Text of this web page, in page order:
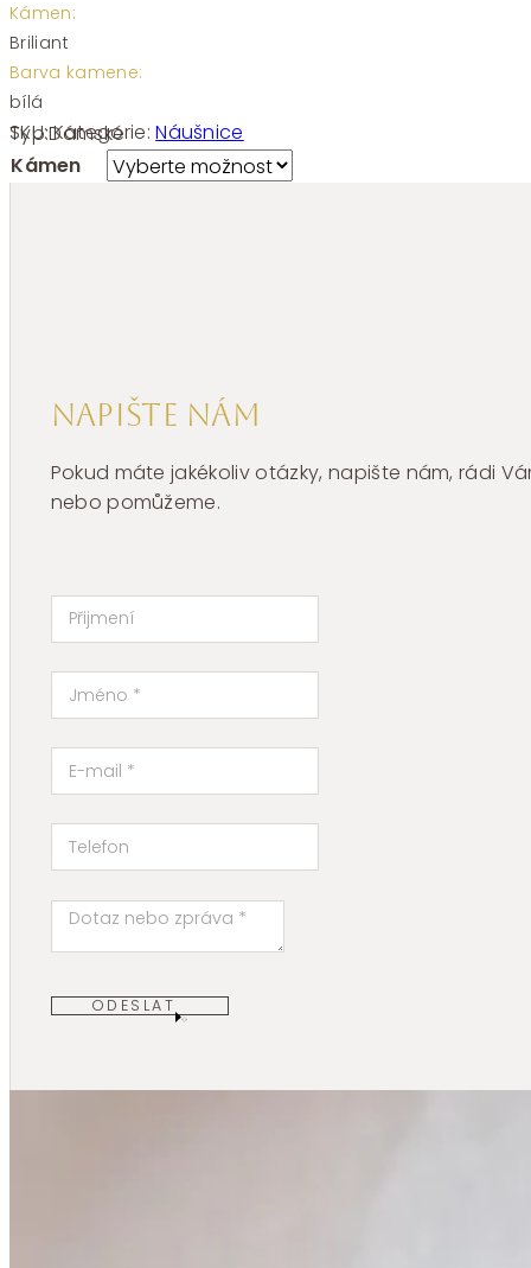
Kámen:
Briliant
Barva kamene:
bílá
SKU:Kategorie:Náušnice
Typ:Dámské
Kámen
Napište nám
Pokud máte jakékoliv otázky, napište nám, rádi
nebo pomůžeme.
ODESLAT